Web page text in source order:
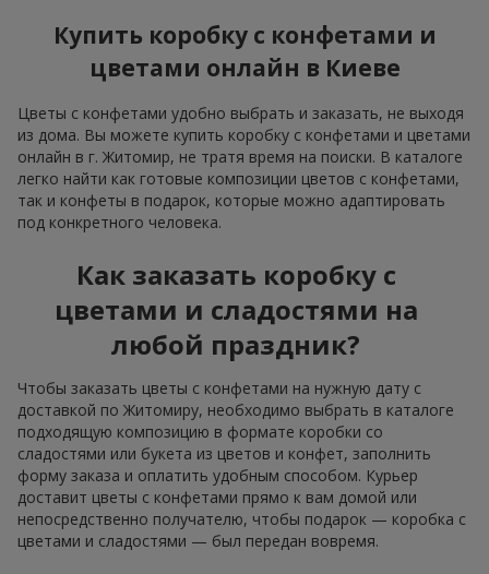
Купить коробку с конфетами и
цветами онлайн в Киеве
Цветы с конфетами удобно выбрать и заказать, не выходя
из дома. Вы можете купить коробку с конфетами и цветами
онлайн в г. Житомир, не тратя время на поиски. В каталоге
легко найти как готовые композиции цветов с конфетами,
так и конфеты в подарок, которые можно адаптировать
под конкретного человека.
Как заказать коробку с
цветами и сладостями на
любой праздник?
Чтобы заказать цветы с конфетами на нужную дату с
доставкой по Житомиру, необходимо выбрать в каталоге
подходящую композицию в формате коробки со
сладостями или букета из цветов и конфет, заполнить
форму заказа и оплатить удобным способом. Курьер
доставит цветы с конфетами прямо к вам домой или
непосредственно получателю, чтобы подарок — коробка с
цветами и сладостями — был передан вовремя.